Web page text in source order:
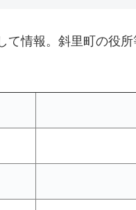
情報。斜里町の役